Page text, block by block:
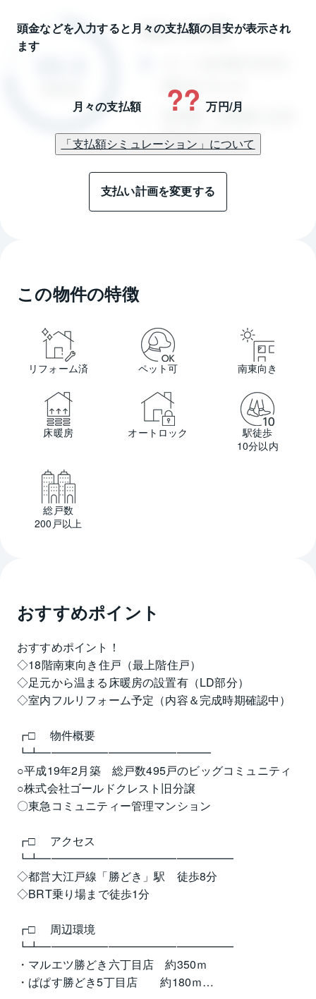
頭金などを入力すると月々の支払額の目安が表示され
ます
月々の支払額 ?? 万円/月
「支払額シミュレーション」について
支払い計画を変更する
この物件の特徴
リフォーム済 ペット可 南東向き
床暖房 オートロック
駅徒歩
10分以内
総戸数
200戸以上
おすすめポイント
おすすめポイント！
◇18階南東向き住戸（最上階住戸）
◇足元から温まる床暖房の設置有（LD部分）
◇室内フルリフォーム予定（内容＆完成時期確認中）
┏□ 　物件概要
┗┻━━━━━━━━━━━━━━━
○平成19年2月築　総戸数495戸のビッグコミュニティ
○株式会社ゴールドクレスト旧分譲
〇東急コミュニティー管理マンション
┏□ 　アクセス
┗┻━━━━━━━━━━━━━━━━━
◇都営大江戸線「勝どき」駅　徒歩8分
◇BRT乗り場まで徒歩1分
┏□ 　周辺環境
┗┻━━━━━━━━━━━━━━━━━
・マルエツ勝どき六丁目店　約350ｍ
・ぱぱす勝どき5丁目店　　約180ｍ